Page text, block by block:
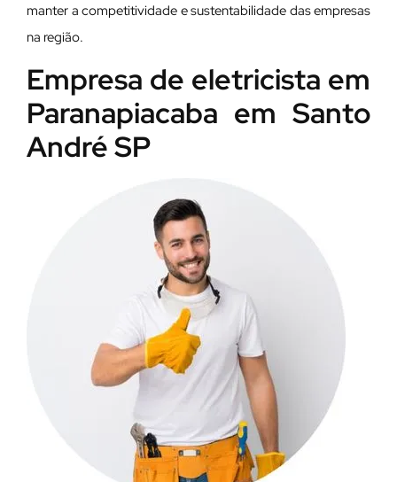
manter a competitividade e sustentabilidade das empresas
na região.
Empresa de eletricista em
Paranapiacaba em Santo
André SP